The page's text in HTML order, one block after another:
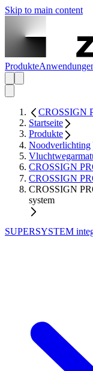
Skip to main content
Produkte
CROSSIGN
Startseite
Produkte
Noodverlichting
CROSSIGN
CROSSIGN
CROSSIGN
system
SUPERSYSTEM